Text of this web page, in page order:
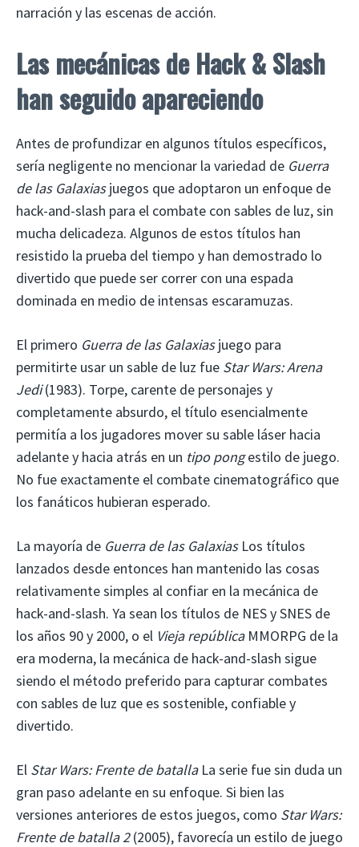
narración y las escenas de acción.
Las mecánicas de Hack & Slash
han seguido apareciendo
Antes de profundizar en algunos títulos específicos,
sería negligente no mencionar la variedad de Guerra
de las Galaxiasjuegos que adoptaron un enfoque de
hack-and-slash para el combate con sables de luz, sin
mucha delicadeza. Algunos de estos títulos han
resistido la prueba del tiempo y han demostrado lo
divertido que puede ser correr con una espada
dominada en medio de intensas escaramuzas.
El primero Guerra de las Galaxiasjuego para
permitirte usar un sable de luz fue Star Wars: Arena
Jedi(1983). Torpe, carente de personajes y
completamente absurdo, el título esencialmente
permitía a los jugadores mover su sable láser hacia
adelante y hacia atrás en un tipo pongestilo de juego.
No fue exactamente el combate cinematográfico que
los fanáticos hubieran esperado.
La mayoría de Guerra de las Galaxias Los títulos
lanzados desde entonces han mantenido las cosas
relativamente simples al confiar en la mecánica de
hack-and-slash. Ya sean los títulos de NES y SNES de
los años 90 y 2000, o el Vieja república MMORPG de la
era moderna, la mecánica de hack-and-slash sigue
siendo el método preferido para capturar combates
con sables de luz que es sostenible, confiable y
divertido.
El Star Wars: Frente de batalla La serie fue sin duda un
gran paso adelante en su enfoque. Si bien las
versiones anteriores de estos juegos, como Star Wars:
Frente de batalla 2(2005), favorecía un estilo de juego